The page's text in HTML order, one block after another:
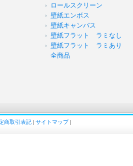
ロールスクリーン
壁紙エンボス
壁紙キャンバス
壁紙フラット ラミなし
壁紙フラット ラミあり
全商品
商取引表記 | サイトマップ|